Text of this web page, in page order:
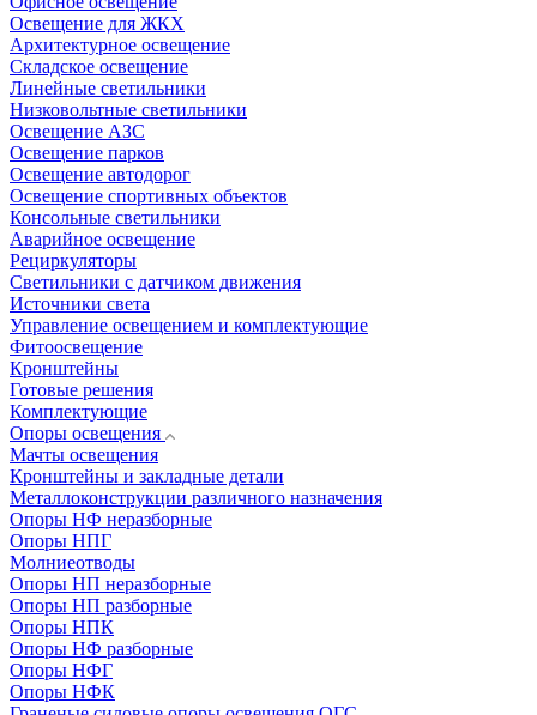
Освещение для ЖКХ
Архитектурное освещение
Складское освещение
Линейные светильники
Низковольтные светильники
Освещение АЗС
Освещение парков
Освещение автодорог
Освещение спортивных объектов
Консольные светильники
Аварийное освещение
Рециркуляторы
Светильники с датчиком движения
Источники света
Управление освещением и комплектующие
Фитоосвещение
Кронштейны
Готовые решения
Комплектующие
Опоры освещения
Мачты освещения
Кронштейны и закладные детали
Металлоконструкции различного назначения
Опоры НФ неразборные
Опоры НПГ
Молниеотводы
Опоры НП неразборные
Опоры НП разборные
Опоры НПК
Опоры НФ разборные
Опоры НФГ
Опоры НФК